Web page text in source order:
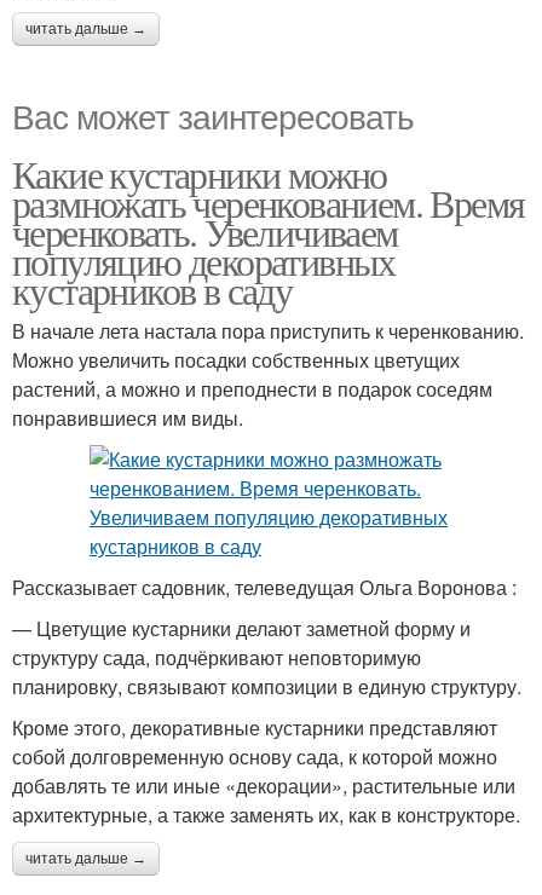
читать дальше →
Вас может заинтересовать
Какие кустарники можно
размножать черенкованием. Время
черенковать. Увеличиваем
популяцию декоративных
кустарников в саду
В начале лета настала пора приступить к черенкованию.
Можно увеличить посадки собственных цветущих
растений, а можно и преподнести в подарок соседям
понравившиеся им виды.
Рассказывает садовник, телеведущая Ольга Воронова :
— Цветущие кустарники делают заметной форму и
структуру сада, подчёркивают неповторимую
планировку, связывают композиции в единую структуру.
Кроме этого, декоративные кустарники представляют
собой долговременную основу сада, к которой можно
добавлять те или иные «декорации», растительные или
архитектурные, а также заменять их, как в конструкторе.
читать дальше →